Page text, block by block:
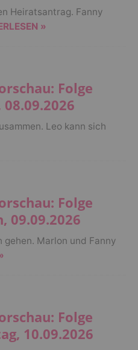
Heiratsantrag. Fanny
»
Folge
Leo kann sich
Folge
09.09.2026
Marlon und Fanny
Folge
10.09.2026